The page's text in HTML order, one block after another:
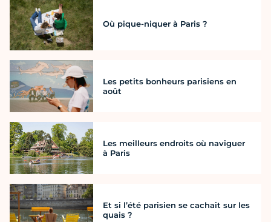
Où pique-niquer à Paris ?
Les petits bonheurs parisiens en
août
Les meilleurs endroits où naviguer
à Paris
Et si l’été parisien se cachait sur les
quais ?